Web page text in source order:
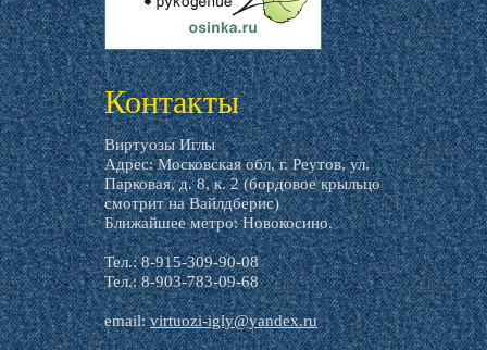
livemaster.ru
Контакты
Виртуозы Иглы
Адрес: Московская обл, г. Реутов, ул.
Парковая, д. 8, к. 2 (бордовое крыльцо
смотрит на Вайлдберис)
Ближайшее метро: Новокосино.
Тел.: 8-915-309-90-08
Тел.: 8-903-783-09-68
email:virtuozi-igly@yandex.ru